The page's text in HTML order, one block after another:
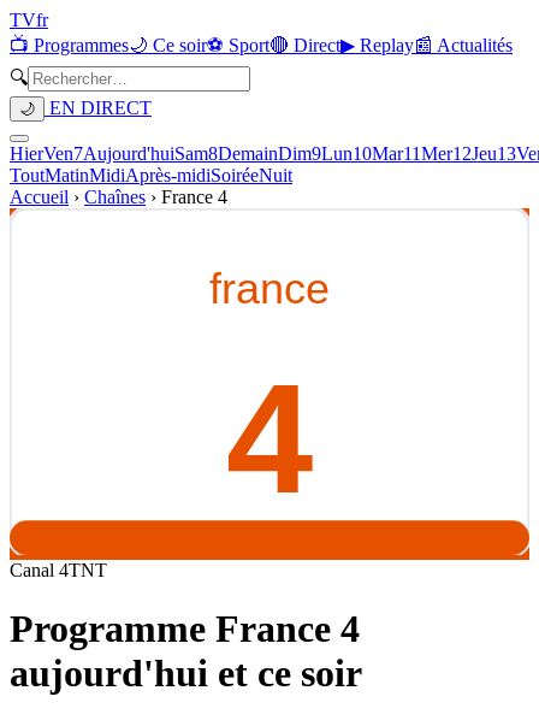
TVfr
📺 Programmes🌙 Ce soir⚽ Sport🔴 Direct▶ Replay📰 Actualités
🔍
🌙 EN DIRECT
HierVen7Aujourd'huiSam8DemainDim9Lun10Mar11Mer12Jeu13
ToutMatinMidiAprès-midiSoiréeNuit
Accueil › Chaînes › France 4
Canal 4TNT
Programme France 4
aujourd'hui et ce soir